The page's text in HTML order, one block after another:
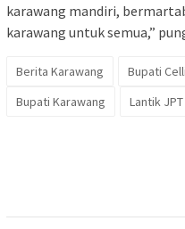
karawang mandiri,
karawang untuk semua,”
Berita Karawang
Bupati
Bupati Karawang
Lantik JPT